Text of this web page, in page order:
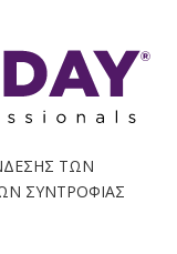
ΤΩΝ
ΣΥΝΤΡΟΦΙΑΣ